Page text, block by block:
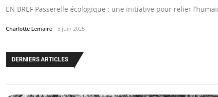
EN BREF Passerelle écologique : une initiative pour relier
Charlotte Lemaire 5 juin 2025
DERNIERS ARTICLES